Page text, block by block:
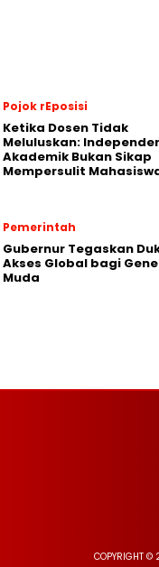
Pojok rEposisi
Ketika Dosen Tidak
Meluluskan:
Akademik Bukan Sikap
Mempersulit
Pemerintah
Gubernur Tegaskan
Akses Global bagi
Muda
COPYRIGHT ©